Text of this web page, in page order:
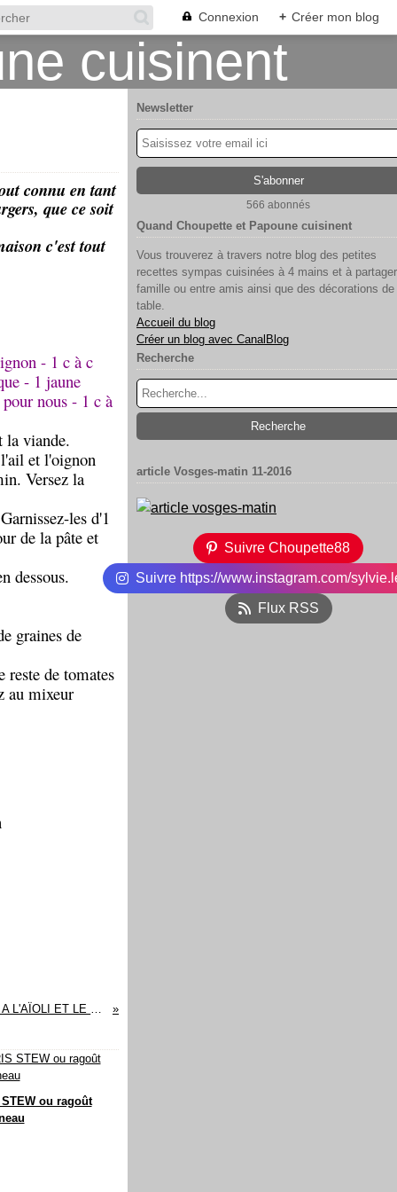
Connexion + Créer mon blog
connu en tant
que ce soit
c'est tout
- 1 c à c
- 1 jaune
nous - 1 c à
la viande.
et l'oignon
Versez la
les d'1
de la pâte et
dessous.
graines de
reste de tomates
au mixeur
NOUS AVONS TESTE POUR VOUS : LA SAUCE MORIN A L'AÏOLI ET LE FONDANT BAULOIS
STEW ou ragoût
Newsletter
566 abonnés
Quand Choupette et Papoune cuisinent
Vous trouverez à travers notre blog des petites
recettes sympas cuisinées à 4 mains et à
famille ou entre amis ainsi que des décorations de
table.
Accueil du blog
Créer un blog avec CanalBlog
Recherche
article Vosges-matin 11-2016
Suivre Choupette88
Suivre https://www.instagram.com/
Flux RSS